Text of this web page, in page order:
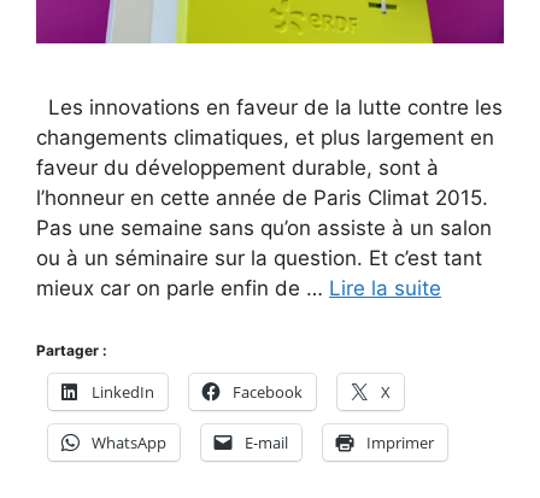
Les innovations en faveur de la lutte contre les
changements climatiques, et plus largement en
faveur du développement durable, sont à
l’honneur en cette année de Paris Climat 2015.
Pas une semaine sans qu’on assiste à un salon
ou à un séminaire sur la question. Et c’est tant
mieux car on parle enfin de … Lire la suite
Partager :
LinkedIn Facebook X
WhatsApp E-mail Imprimer